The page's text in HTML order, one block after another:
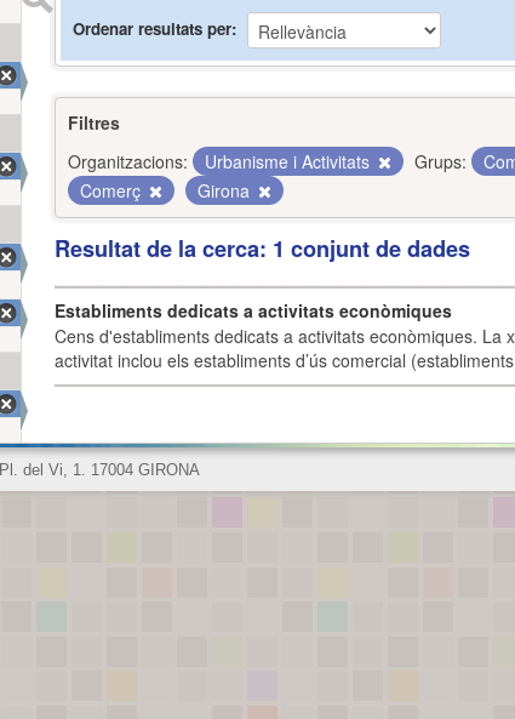
Ordenar resultats per
Filtres
Organitzacions:
Urbanisme i Activitats Grups:
Comerç
Girona
Resultat de la cerca: 1 conjunt de dades
Establiments dedicats a activitats econòmiques
Cens d'establiments dedicats a activitats econòmiques. La
activitat inclou els establiments d’ús comercial
Pl. del Vi, 1. 17004 GIRONA